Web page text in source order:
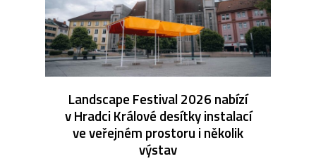
Landscape Festival 2026 nabízí
v Hradci Králové desítky instalací
ve veřejném prostoru i několik
výstav